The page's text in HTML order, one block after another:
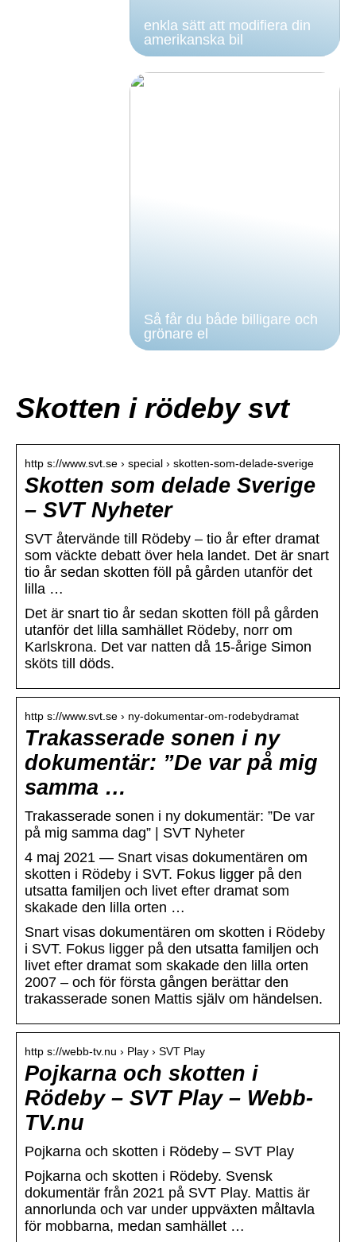
enkla sätt att modifiera din
amerikanska bil
Så får du både billigare och
grönare el
Skotten i rödeby svt
http s://www.svt.se › special › skotten-som-delade-sverige
Skotten som delade Sverige
– SVT Nyheter
SVT återvände till Rödeby – tio år efter dramat
som väckte debatt över hela landet. Det är snart
tio år sedan skotten föll på gården utanför det
lilla …
Det är snart tio år sedan skotten föll på gården
utanför det lilla samhället Rödeby, norr om
Karlskrona. Det var natten då 15-årige Simon
sköts till döds.
http s://www.svt.se › ny-dokumentar-om-rodebydramat
Trakasserade sonen i ny
dokumentär: ”De var på mig
samma …
Trakasserade sonen i ny dokumentär: ”De var
på mig samma dag” | SVT Nyheter
4 maj 2021 — Snart visas dokumentären om
skotten i Rödeby i SVT. Fokus ligger på den
utsatta familjen och livet efter dramat som
skakade den lilla orten …
Snart visas dokumentären om skotten i Rödeby
i SVT. Fokus ligger på den utsatta familjen och
livet efter dramat som skakade den lilla orten
2007 – och för första gången berättar den
trakasserade sonen Mattis själv om händelsen.
http s://webb-tv.nu › Play › SVT Play
Pojkarna och skotten i
Rödeby – SVT Play – Webb-
TV.nu
Pojkarna och skotten i Rödeby – SVT Play
Pojkarna och skotten i Rödeby. Svensk
dokumentär från 2021 på SVT Play. Mattis är
annorlunda och var under uppväxten måltavla
för mobbarna, medan samhället …